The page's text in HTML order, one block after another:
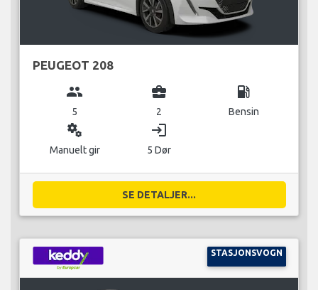
PEUGEOT 208
group
5
business_center
2
local_gas_station
Bensin
miscellaneous_services
Manuelt gir
login
5 Dør
SE DETALJER...
STASJONSVOGN